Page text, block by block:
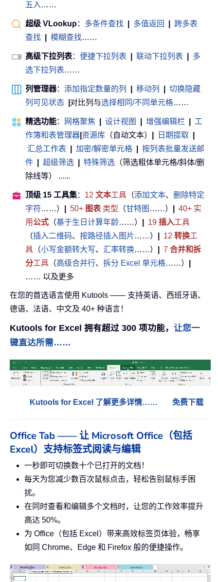
五入……
超级 VLookup： 多条件查找 多值返回
跨多表
查找
模糊查找……
高级下拉列表： 便捷下拉列表 联动下拉列表
多
选下拉列表……
列管理器： 添加指定数量的列 移动列
切换隐藏
列可见状态
对比列与选择相同/不同单元格……
精选功能： 网格聚焦 设计视图 增强编辑栏
工
作簿和表管理器 资源库 （自动文本） 日期提取
汇总工作表
加密/解密单元格
按列表批量发送邮
件
超级筛选 特殊筛选 （筛选粗体单元格/斜体/删
除线等） ......
顶级 15 工具集： 12 文本工具 （添加文本、 删除特定
字符……） 50+ 图表类型 （甘特图 ……）
40+ 实
用公式 （基于生日计算年龄……） 19 插入工具
（插入二维码、 按路径插入图片……） 12 转换工
具 （小写金额转大写、 汇率转换……） 7 合并和拆
分工具 （高级合并行、 拆分 Excel 单元格……）
…… 以及更多
在您的首选语言使用 Kutools —— 支持英语、西班牙语、
德语、法语、中文及 40+ 种语言！
Kutools for Excel 拥有超过 300 项功能， 让您一
键直达所需……
Kutools for Excel 了解更多详情…… 免费下载
Office Tab —— 让 Microsoft Office（包括
Excel）支持标签式阅读与编辑
一秒即可切换数十个已打开的文档！
每天为您减少数百次鼠标点击，轻松告别鼠标手困
扰。
在同时查看和编辑多个文档时，让您的工作效率提升
高达 50%。
为 Office（包括 Excel）带来高效标签页体验，畅享
如同 Chrome、Edge 和 Firefox 般的便捷操作。